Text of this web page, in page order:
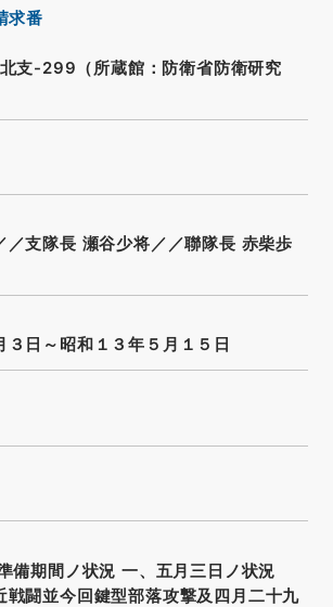
求番
支-299（所蔵館：防衛省防衛研究
／支隊長 瀬谷少将／／聯隊長 赤柴歩
３日～昭和１３年５月１５日
備期間ノ状況 一、五月三日ノ状況
戦闘並今回鍵型部落攻撃及四月二十九